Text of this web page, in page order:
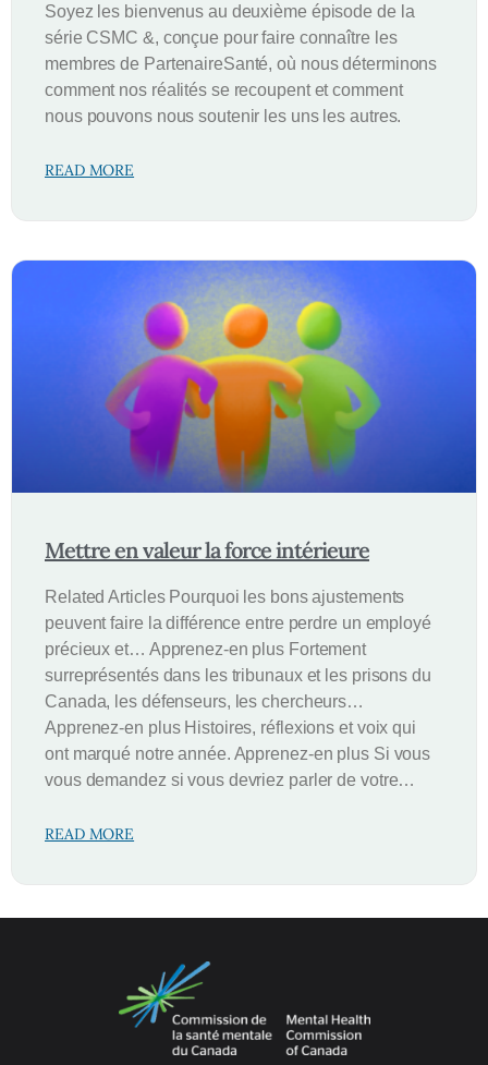
Soyez les bienvenus au deuxième épisode de la
série CSMC &, conçue pour faire connaître les
membres de PartenaireSanté, où nous déterminons
comment nos réalités se recoupent et comment
nous pouvons nous soutenir les uns les autres.
READ MORE
Mettre en valeur la force intérieure
Related Articles Pourquoi les bons ajustements
peuvent faire la différence entre perdre un employé
précieux et… Apprenez-en plus Fortement
surreprésentés dans les tribunaux et les prisons du
Canada, les défenseurs, les chercheurs…
Apprenez-en plus Histoires, réflexions et voix qui
ont marqué notre année. Apprenez-en plus Si vous
vous demandez si vous devriez parler de votre…
READ MORE